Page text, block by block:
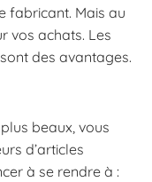
fabricant. Mais au
vos achats. Les
des avantages.
beaux, vous
d’articles
à se rendre à :